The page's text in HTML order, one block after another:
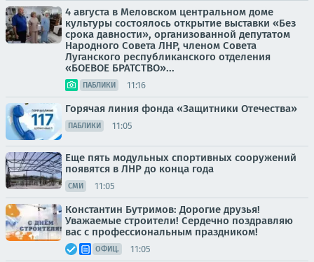
4 августа в Меловском центральном доме
культуры состоялось открытие выставки «Без
срока давности», организованной депутатом
Народного Совета ЛНР, членом Совета
Луганского республиканского отделения
«БОЕВОЕ БРАТСТВО»...
ПАБЛИКИ 11:16
Горячая линия фонда «Защитники Отечества»
ПАБЛИКИ 11:05
Еще пять модульных спортивных сооружений
появятся в ЛНР до конца года
СМИ 11:05
Константин Бутримов: Дорогие друзья!
Уважаемые строители! Сердечно поздравляю
вас с профессиональным праздником!
ОФИЦ. 11:05